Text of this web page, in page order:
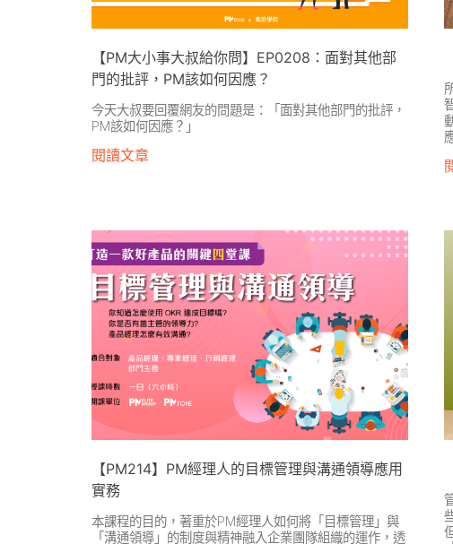
【PM大小事大叔給你問】EP0208：面對其他部
門的批評，PM該如何因應？
今天大叔要回覆網友的問題是：「面對其他部門的批評，
PM該如何因應？」
閱讀文章
【PM214】PM經理人的目標管理與溝通領導應用
實務
本課程的目的，著重於PM經理人如何將「目標管理」與
「溝通領導」的制度與精神融入企業團隊組織的運作，透